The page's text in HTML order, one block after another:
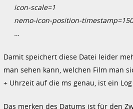
icon-scale=1
nemo-icon-position-
…
Damit speichert diese Datei leider
man sehen kann, welchen Film man
+ Uhrzeit auf die ms genau, ist ein
Das merken des Datums ist für den